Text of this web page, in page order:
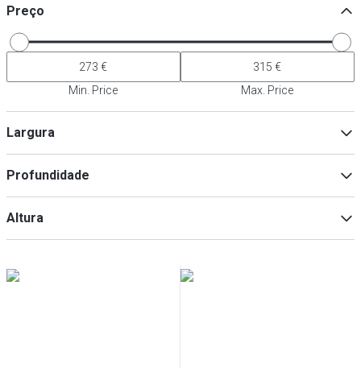
Preço
Min. Price Max. Price
Largura
Profundidade
Altura